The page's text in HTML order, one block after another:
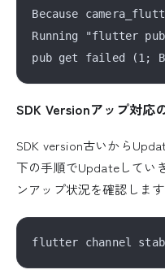
Because
Running
SDK Versionアップ対
SDK version古いから
下の手順でUpdateしてい
ンアップ状況を確認します